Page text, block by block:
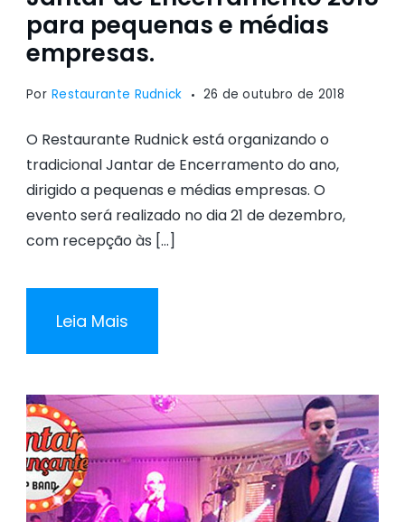
para pequenas e médias
empresas.
Por Restaurante Rudnick 26 de outubro de 2018
O Restaurante Rudnick está organizando o
tradicional Jantar de Encerramento do ano,
dirigido a pequenas e médias empresas. O
evento será realizado no dia 21 de dezembro,
com recepção às […]
Leia Mais